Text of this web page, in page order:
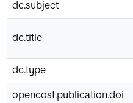
dc.subject
dc.title
dc.type
opencost.publication.doi